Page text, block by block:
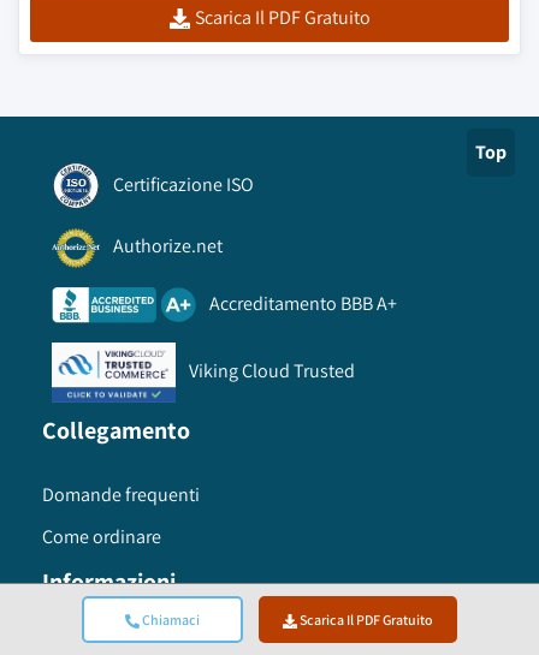
Chiamaci Scarica Il PDF Gratuito
Scarica Il PDF Gratuito
Top
Certificazione ISO
Authorize.net
Accreditamento BBB A+
Viking Cloud Trusted
Collegamento
Domande frequenti
Come ordinare
Informazioni
Termini di utilizzo